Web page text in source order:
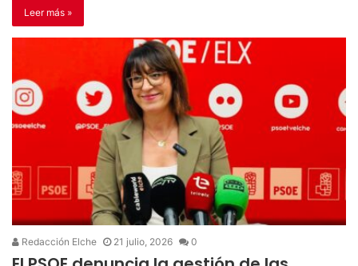
Leer más »
Redacción Elche 21 julio, 2026 0